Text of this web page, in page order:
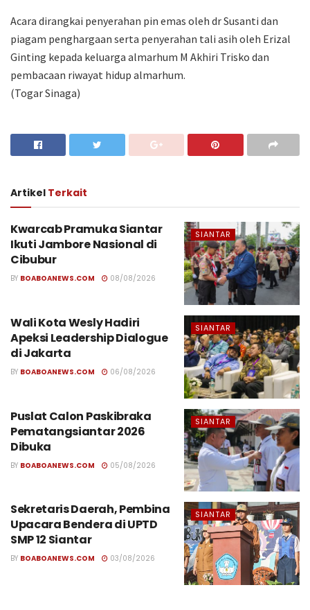
Acara dirangkai penyerahan pin emas oleh dr Susanti dan
piagam penghargaan serta penyerahan tali asih oleh Erizal
Ginting kepada keluarga almarhum M Akhiri Trisko dan
pembacaan riwayat hidup almarhum.
(Togar Sinaga)
Artikel Terkait
SIANTAR
Kwarcab Pramuka Siantar
Ikuti Jambore Nasional di
Cibubur
BY BOABOANEWS.COM 08/08/2026
SIANTAR
Wali Kota Wesly Hadiri
Apeksi Leadership Dialogue
di Jakarta
BY BOABOANEWS.COM 06/08/2026
SIANTAR
Puslat Calon Paskibraka
Pematangsiantar 2026
Dibuka
BY BOABOANEWS.COM 05/08/2026
SIANTAR
Sekretaris Daerah, Pembina
Upacara Bendera di UPTD
SMP 12 Siantar
BY BOABOANEWS.COM 03/08/2026